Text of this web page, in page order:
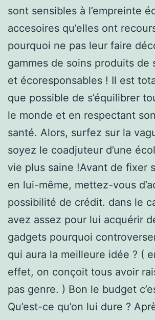
sont sensibles à l’empreinte
accesoires qu’elles ont
pourquoi ne pas leur faire
gammes de soins produits de
et écoresponsables ! Il est
que possible de s’équilibrer
le monde et en respectant
santé. Alors, surfez sur la
soyez le coadjuteur d’une
vie plus saine !Avant de fixer
en lui-même, mettez-vous
possibilité de crédit. dans le
avez assez pour lui acquérir
gadgets pourquoi
qui aura la meilleure idée ? (
effet, on conçoit tous avoir
pas genre. ) Bon le budget
Qu’est-ce qu’on lui dure ?